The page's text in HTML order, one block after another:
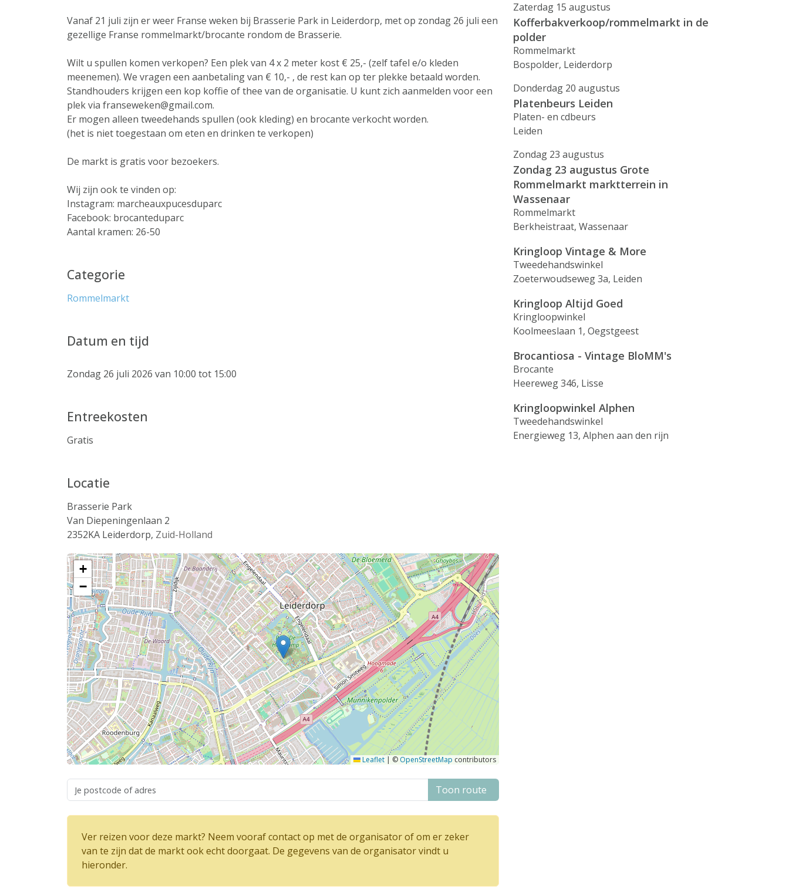
Vanaf 21 juli zijn er weer Franse weken bij Brasserie Park in Leiderdorp, met op zondag 26 juli een
gezellige Franse rommelmarkt/brocante rondom de Brasserie.
Wilt u spullen komen verkopen? Een plek van 4 x 2 meter kost € 25,- (zelf tafel e/o kleden
meenemen). We vragen een aanbetaling van € 10,- , de rest kan op ter plekke betaald worden.
Standhouders krijgen een kop koffie of thee van de organisatie. U kunt zich aanmelden voor een
plek via franseweken@gmail.com.
Er mogen alleen tweedehands spullen (ook kleding) en brocante verkocht worden.
(het is niet toegestaan om eten en drinken te verkopen)
De markt is gratis voor bezoekers.
Wij zijn ook te vinden op:
Instagram: marcheauxpucesduparc
Facebook: brocanteduparc
Aantal kramen: 26-50
Categorie
Rommelmarkt
Datum en tijd
Zondag 26 juli 2026 van 10:00 tot 15:00
Entreekosten
Gratis
Locatie
Brasserie Park
Van Diepeningenlaan 2
2352KA Leiderdorp, Zuid-Holland
+
−
Leaflet | © OpenStreetMap contributors
Toon route
Ver reizen voor deze markt? Neem vooraf contact op met de organisator of om er zeker
van te zijn dat de markt ook echt doorgaat. De gegevens van de organisator vindt u
hieronder.
Zaterdag 15 augustus
Kofferbakverkoop/rommelmarkt in de
polder
Rommelmarkt
Bospolder, Leiderdorp
Donderdag 20 augustus
Platenbeurs Leiden
Platen- en cdbeurs
Leiden
Zondag 23 augustus
Zondag 23 augustus Grote
Rommelmarkt marktterrein in
Wassenaar
Rommelmarkt
Berkheistraat, Wassenaar
Kringloop Vintage & More
Tweedehandswinkel
Zoeterwoudseweg 3a, Leiden
Kringloop Altijd Goed
Kringloopwinkel
Koolmeeslaan 1, Oegstgeest
Brocantiosa - Vintage BloMM's
Brocante
Heereweg 346, Lisse
Kringloopwinkel Alphen
Tweedehandswinkel
Energieweg 13, Alphen aan den rijn